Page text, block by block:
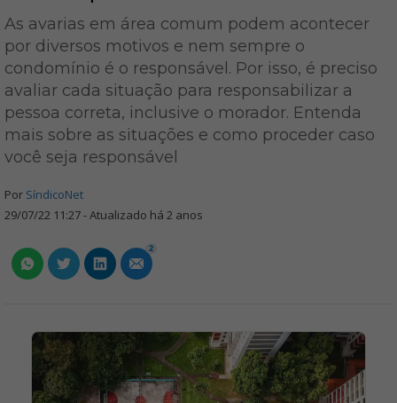
As avarias em área comum podem acontecer
por diversos motivos e nem sempre o
condomínio é o responsável. Por isso, é preciso
avaliar cada situação para responsabilizar a
pessoa correta, inclusive o morador. Entenda
mais sobre as situações e como proceder caso
você seja responsável
Por SíndicoNet
29/07/22 11:27 - Atualizado há 2 anos
2